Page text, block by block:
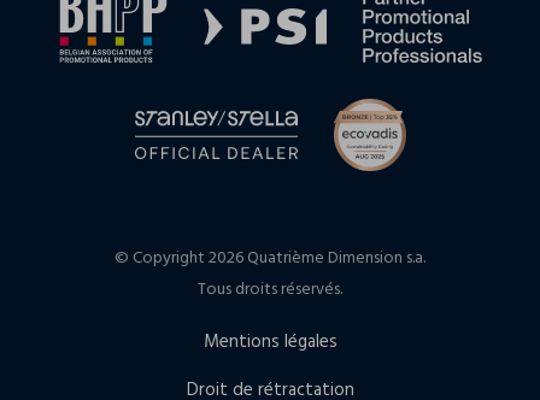
© Copyright 2026 Quatrième Dimension s.a.
Tous droits réservés.
Mentions légales
Droit de rétractation